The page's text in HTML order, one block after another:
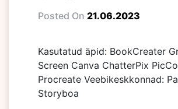
Posted On 21.06.2023
Kasutatud äpid: BookCreater
Screen Canva ChatterPix
Procreate Veebikeskkonnad:
Storyboa